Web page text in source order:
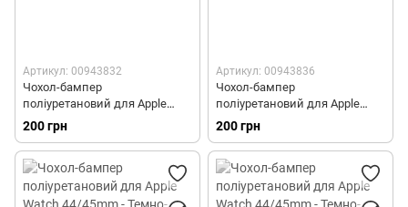
Артикул: 00943832
Чохол-бампер
поліуретановий для Apple
Watch 44/45mm -
Напівпрозорий
200 грн
Артикул: 00943836
Чохол-бампер
поліуретановий для Apple
Watch 44/45mm - Бежевий
200 грн